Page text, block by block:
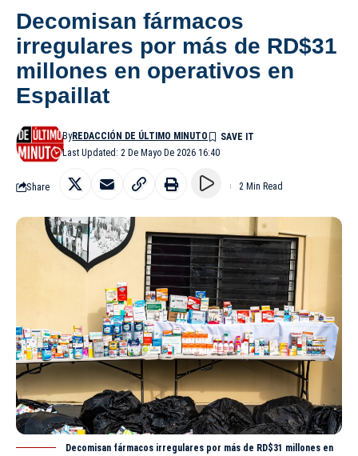
Decomisan fármacos
irregulares por más de RD$31
millones en operativos en
Espaillat
Last Updated: 2 De Mayo De 2026 16:40
ByREDACCIÓN DE ÚLTIMO MINUTO
Share 2 Min Read
Decomisan fármacos irregulares por más de RD$31 millones en